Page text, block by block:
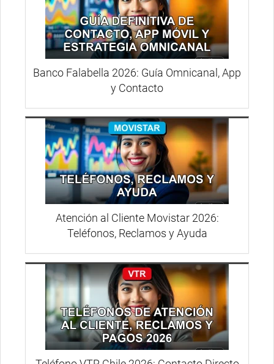
Banco Falabella 2026: Guía Omnicanal, App
y Contacto
Atención al Cliente Movistar 2026:
Teléfonos, Reclamos y Ayuda